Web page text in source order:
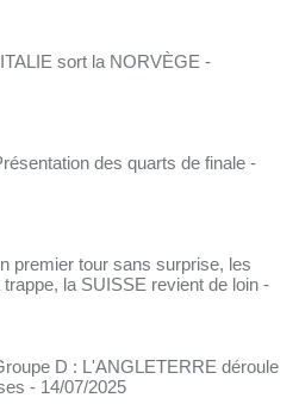
sort la NORVÈGE -
des quarts de finale -
premier tour sans surprise, les
la SUISSE revient de loin -
D : L'ANGLETERRE déroule
- 14/07/2025